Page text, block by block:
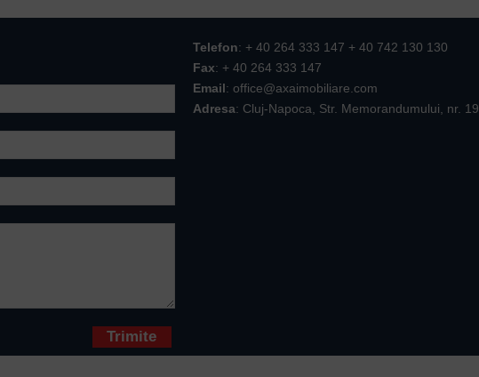
Telefon: + 40 264 333 147 + 40 742 130 130
Fax: + 40 264 333 147
Email: office@axaimobiliare.com
Adresa: Cluj-Napoca, Str. Memorandumului, nr. 19